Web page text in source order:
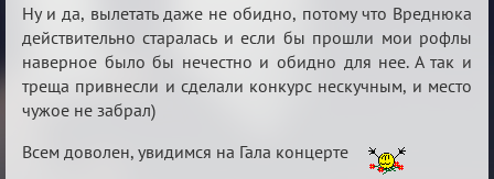
Ну и да, вылетать даже не обидно, потому что Вреднюка
действительно старалась и если бы прошли мои рофлы
наверное было бы нечестно и обидно для нее. А так и
треща привнесли и сделали конкурс нескучным, и место
чужое не забрал)
Всем доволен, увидимся на Гала концерте